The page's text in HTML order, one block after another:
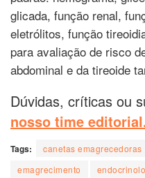
glicada, função renal,
eletrólitos, função
para avaliação de risco
abdominal e da tireoide
Dúvidas, críticas ou
nosso time
Tags: canetas emagrecedoras
emagrecimento